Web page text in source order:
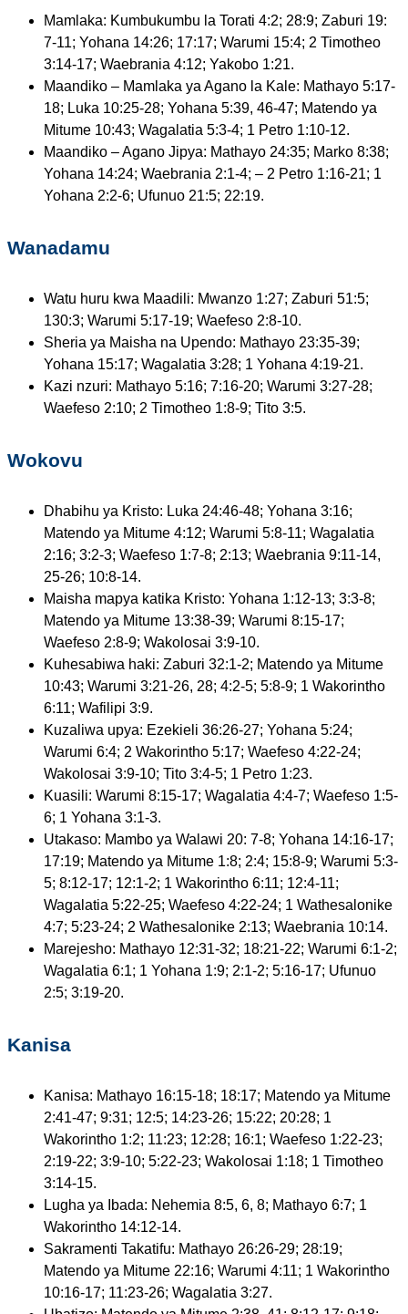
Mamlaka: Kumbukumbu la Torati 4:2; 28:9; Zaburi 19:
7-11; Yohana 14:26; 17:17; Warumi 15:4; 2 Timotheo
3:14-17; Waebrania 4:12; Yakobo 1:21.
Maandiko – Mamlaka ya Agano la Kale: Mathayo 5:17-
18; Luka 10:25-28; Yohana 5:39, 46-47; Matendo ya
Mitume 10:43; Wagalatia 5:3-4; 1 Petro 1:10-12.
Maandiko – Agano Jipya: Mathayo 24:35; Marko 8:38;
Yohana 14:24; Waebrania 2:1-4; – 2 Petro 1:16-21; 1
Yohana 2:2-6; Ufunuo 21:5; 22:19.
Wanadamu
Watu huru kwa Maadili: Mwanzo 1:27; Zaburi 51:5;
130:3; Warumi 5:17-19; Waefeso 2:8-10.
Sheria ya Maisha na Upendo: Mathayo 23:35-39;
Yohana 15:17; Wagalatia 3:28; 1 Yohana 4:19-21.
Kazi nzuri: Mathayo 5:16; 7:16-20; Warumi 3:27-28;
Waefeso 2:10; 2 Timotheo 1:8-9; Tito 3:5.
Wokovu
Dhabihu ya Kristo: Luka 24:46-48; Yohana 3:16;
Matendo ya Mitume 4:12; Warumi 5:8-11; Wagalatia
2:16; 3:2-3; Waefeso 1:7-8; 2:13; Waebrania 9:11-14,
25-26; 10:8-14.
Maisha mapya katika Kristo: Yohana 1:12-13; 3:3-8;
Matendo ya Mitume 13:38-39; Warumi 8:15-17;
Waefeso 2:8-9; Wakolosai 3:9-10.
Kuhesabiwa haki: Zaburi 32:1-2; Matendo ya Mitume
10:43; Warumi 3:21-26, 28; 4:2-5; 5:8-9; 1 Wakorintho
6:11; Wafilipi 3:9.
Kuzaliwa upya: Ezekieli 36:26-27; Yohana 5:24;
Warumi 6:4; 2 Wakorintho 5:17; Waefeso 4:22-24;
Wakolosai 3:9-10; Tito 3:4-5; 1 Petro 1:23.
Kuasili: Warumi 8:15-17; Wagalatia 4:4-7; Waefeso 1:5-
6; 1 Yohana 3:1-3.
Utakaso: Mambo ya Walawi 20: 7-8; Yohana 14:16-17;
17:19; Matendo ya Mitume 1:8; 2:4; 15:8-9; Warumi 5:3-
5; 8:12-17; 12:1-2; 1 Wakorintho 6:11; 12:4-11;
Wagalatia 5:22-25; Waefeso 4:22-24; 1 Wathesalonike
4:7; 5:23-24; 2 Wathesalonike 2:13; Waebrania 10:14.
Marejesho: Mathayo 12:31-32; 18:21-22; Warumi 6:1-2;
Wagalatia 6:1; 1 Yohana 1:9; 2:1-2; 5:16-17; Ufunuo
2:5; 3:19-20.
Kanisa
Kanisa: Mathayo 16:15-18; 18:17; Matendo ya Mitume
2:41-47; 9:31; 12:5; 14:23-26; 15:22; 20:28; 1
Wakorintho 1:2; 11:23; 12:28; 16:1; Waefeso 1:22-23;
2:19-22; 3:9-10; 5:22-23; Wakolosai 1:18; 1 Timotheo
3:14-15.
Lugha ya Ibada: Nehemia 8:5, 6, 8; Mathayo 6:7; 1
Wakorintho 14:12-14.
Sakramenti Takatifu: Mathayo 26:26-29; 28:19;
Matendo ya Mitume 22:16; Warumi 4:11; 1 Wakorintho
10:16-17; 11:23-26; Wagalatia 3:27.